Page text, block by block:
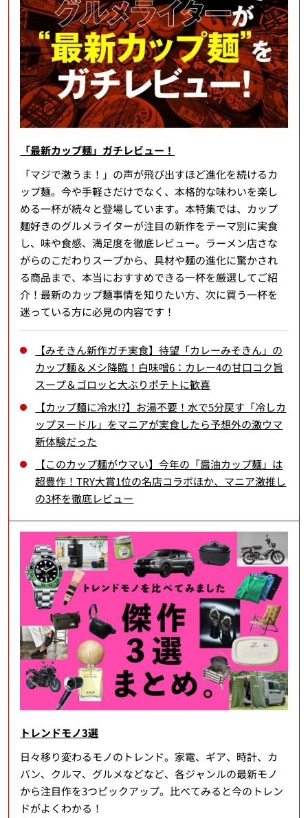
「最新カップ麺」ガチレビュー！
「マジで激うま！」の声が飛び出すほど進化を続けるカ
ップ麺。今や手軽さだけでなく、本格的な味わいを楽し
める一杯が続々と登場しています。本特集では、カップ
麺好きのグルメライターが注目の新作をテーマ別に実食
し、味や食感、満足度を徹底レビュー。ラーメン店さな
がらのこだわりスープから、具材や麺の進化に驚かされ
る商品まで、本当におすすめできる一杯を厳選してご紹
介！最新のカップ麺事情を知りたい方、次に買う一杯を
迷っている方に必見の内容です！
【みそきん新作ガチ実食】待望「カレーみそきん」の
カップ麺＆メシ降臨！白味噌6：カレー4の甘口コク旨
スープ＆ゴロッと大ぶりポテトに歓喜
【カップ麺に冷水!?】お湯不要！水で5分戻す「冷しカ
ップヌードル」をマニアが実食したら予想外の激ウマ
新体験だった
【このカップ麺がウマい】今年の「醤油カップ麺」は
超豊作！TRY大賞1位の名店コラボほか、マニア激推し
の3杯を徹底レビュー
トレンドモノ3選
日々移り変わるモノのトレンド。家電、ギア、時計、カ
バン、クルマ、グルメなどなど、各ジャンルの最新モノ
から注目作を3つピックアップ。比べてみると今のトレン
ドがよくわかる！